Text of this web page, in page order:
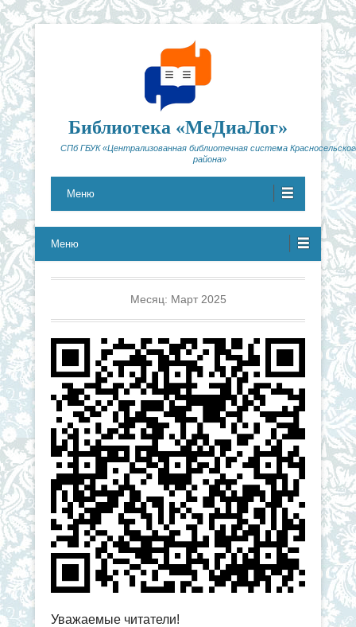
Библиотека «МеДиаЛог»
СПб ГБУК «Централизованная библиотечная система
района»
Меню
Меню
Месяц: Март 2025
Уважаемые читатели!